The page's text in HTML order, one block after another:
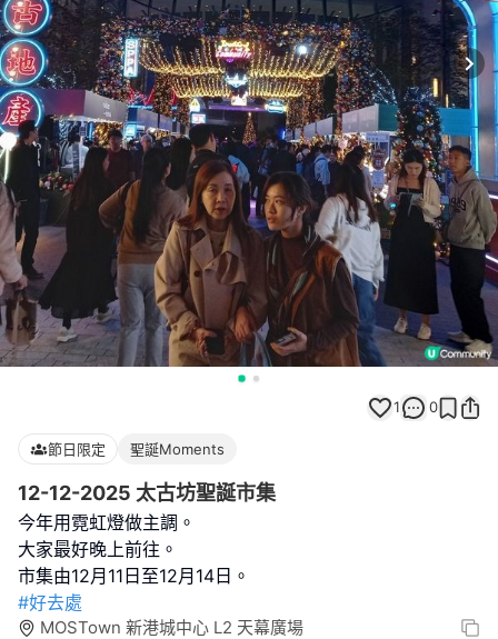
1 0
節日限定 聖誕Moments
12-12-2025 太古坊聖誕市集
今年用霓虹燈做主調。
大家最好晚上前往。
#好去處
MOSTown 新港城中心 L2 天幕廣場